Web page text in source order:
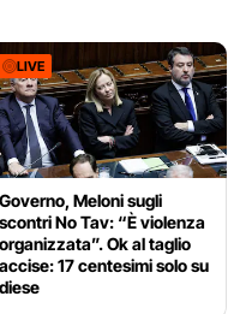
LIVE
Governo, Meloni sugli
scontri No Tav: “È violenza
organizzata”. Ok al taglio
accise: 17 centesimi solo su
diese